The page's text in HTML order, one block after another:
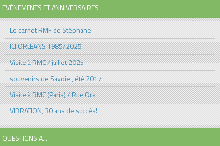
EVÉNEMENTS ET ANNIVERSAIRES
Le carnet RMF de Stéphane
ICI ORLEANS 1985/2025
Visite à RMC / juillet 2025
souvenirs de Savoie , été 2017
Visite à RMC (Paris) / Rue Ora
VIBRATION, 30 ans de succés!
QUESTIONS A...